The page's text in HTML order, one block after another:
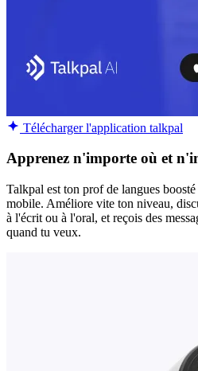
Télécharger l'application talkpal
Apprenez n'importe où et
Talkpal est ton prof de langues
mobile. Améliore vite ton niveau,
à l'écrit ou à l'oral, et reçois des
quand tu veux.